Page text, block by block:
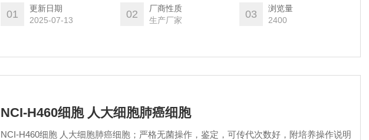
好细胞，售后期内可申请免费售后）
01
更新日期
2025-07-13
02
厂商性质
生产厂家
03
浏览量
2400
NCI-H460细胞 人大细胞肺癌细胞
NCI-H460细胞 人大细胞肺癌细胞；严格无菌操作，鉴定，可传代次数好，附培养操作说明